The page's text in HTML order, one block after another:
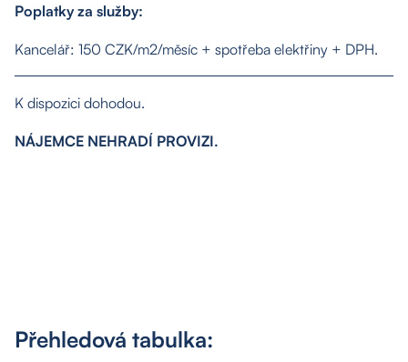
Poplatky za služby:
Kancelář: 150 CZK/m2/měsíc + spotřeba elektřiny + DPH.
K dispozici dohodou.
NÁJEMCE NEHRADÍ PROVIZI.
Přehledová tabulka: